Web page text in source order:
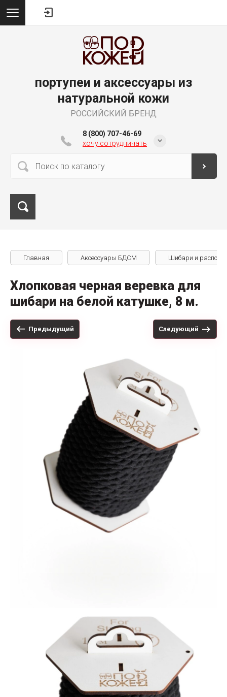
портупеи и аксессуары из
натуральной кожи
РОССИЙСКИЙ БРЕНД
8 (800) 707-46-69
хочу сотрудничать
Главная Аксессуары БДСМ Шибари и
Хлопковая черная веревка для
шибари на белой катушке, 8 м.
Предыдущий Следующий